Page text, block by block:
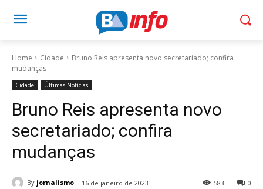
Home Cidade
Bruno Reis apresenta novo secretariado; confira
mudanças
Cidade Últimas Notícias
Bruno Reis apresenta novo
secretariado; confira
mudanças
By jornalismo 16 de janeiro de 2023 0
583